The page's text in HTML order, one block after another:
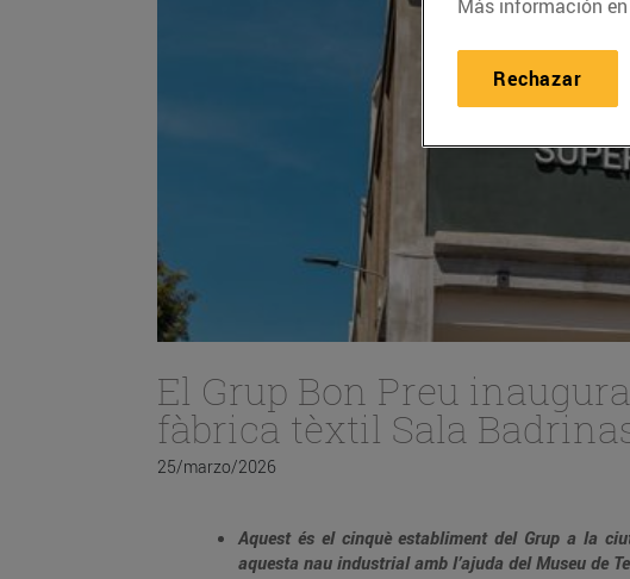
El Grup Bon Preu
fàbrica tèxtil Sala
25/marzo/2026
Aquest és el cinquè establiment del Grup a la
aquesta nau industrial amb l’ajuda del Museu de
Más información
Rechazar